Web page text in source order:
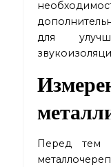
для
Перед тем